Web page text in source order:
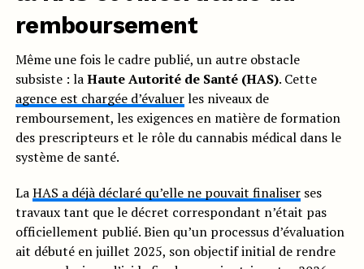
remboursement
Même une fois le cadre publié, un autre obstacle
subsiste : laHaute Autorité de Santé (HAS). Cette
agence est chargée d’évaluerles niveaux de
remboursement, les exigences en matière de formation
des prescripteurs et le rôle du cannabis médical dans le
système de santé.
LaHAS a déjà déclaré qu’elle ne pouvait finaliserses
travaux tant que le décret correspondant n’était pas
officiellement publié. Bien qu’un processus d’évaluation
ait débuté en juillet 2025, son objectif initial de rendre